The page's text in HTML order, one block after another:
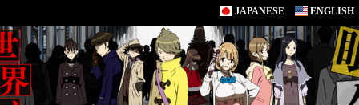
JAPANESE ENGLISH